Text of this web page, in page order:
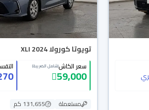
تويوتا كورولا XLI 2024
سعر الكاش(شامل الضريبة)
59,000
مستعملة
131,655 كم